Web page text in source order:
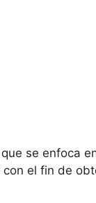
se enfoca
el fin de